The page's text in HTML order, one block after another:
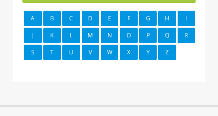
A B C D E F G H I
J K L M N O P Q R
S T U V W X Y Z